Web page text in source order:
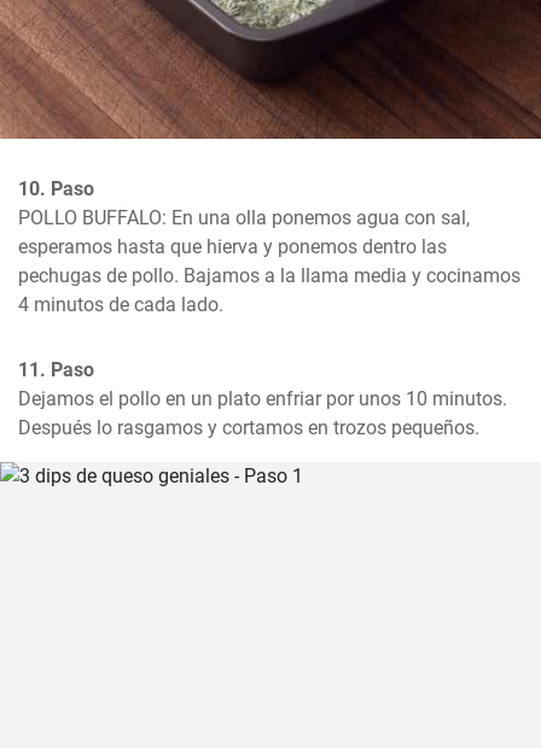
10. Paso
POLLO BUFFALO: En una olla ponemos agua con sal,
esperamos hasta que hierva y ponemos dentro las
pechugas de pollo. Bajamos a la llama media y cocinamos
4 minutos de cada lado.
11. Paso
Dejamos el pollo en un plato enfriar por unos 10 minutos.
Después lo rasgamos y cortamos en trozos pequeños.